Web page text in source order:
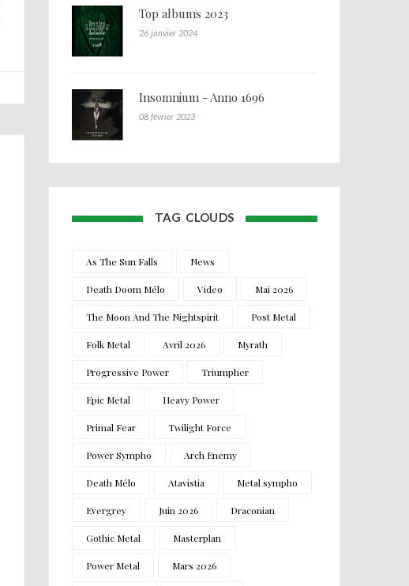
Top albums 2023
26 janvier 2024
Insomnium - Anno 1696
08 février 2023
TAG CLOUDS
As The Sun Falls News
Death Doom Mélo Video Mai 2026
The Moon And The Nightspirit Post Metal
Folk Metal Avril 2026 Myrath
Progressive Power Triumpher
Epic Metal Heavy Power
Primal Fear Twilight Force
Power Sympho Arch Enemy
Death Mélo Atavistia Metal sympho
Evergrey Juin 2026 Draconian
Gothic Metal Masterplan
Power Metal Mars 2026